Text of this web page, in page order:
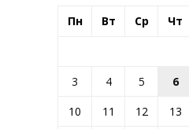
Пн Вт Ср Чт
3
4 5 6
10
11 12 13